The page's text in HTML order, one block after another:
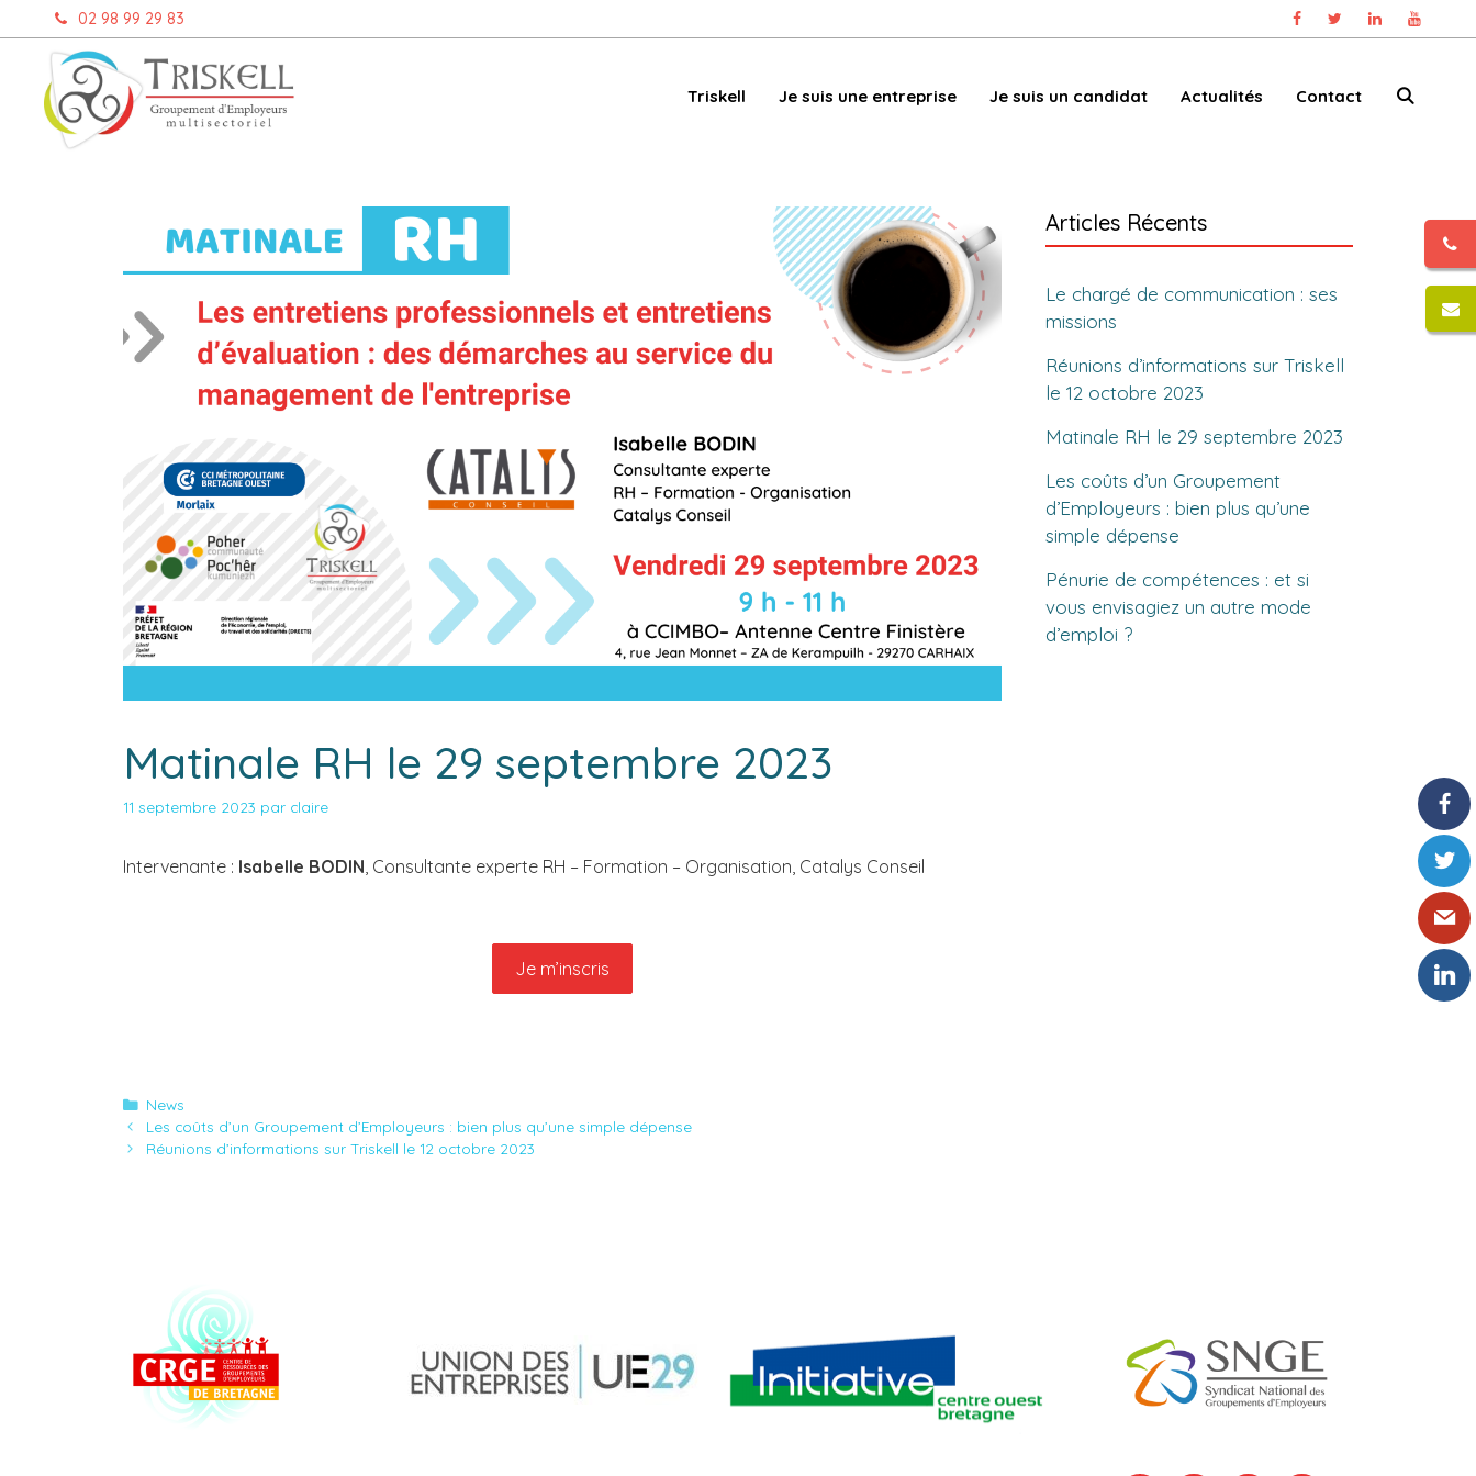
au
contenu
02 98 99 29 83
Triskell Je suis une entreprise Je suis un candidat Actualités Contact
Matinale RH le 29 septembre 2023
11 septembre 2023 par claire
Intervenante : Isabelle BODIN , Consultante experte RH – Formation – Organisation, Catalys Conseil
Je m’inscris
Catégories
News
Les coûts d’un Groupement d’Employeurs : bien plus qu’une simple dépense
Réunions d’informations sur Triskell le 12 octobre 2023
Articles Récents
Le chargé de communication : ses
missions
Réunions d’informations sur Triskell
le 12 octobre 2023
Matinale RH le 29 septembre 2023
Les coûts d’un Groupement
d’Employeurs : bien plus qu’une
simple dépense
Pénurie de compétences : et si
vous envisagiez un autre mode
d’emploi ?